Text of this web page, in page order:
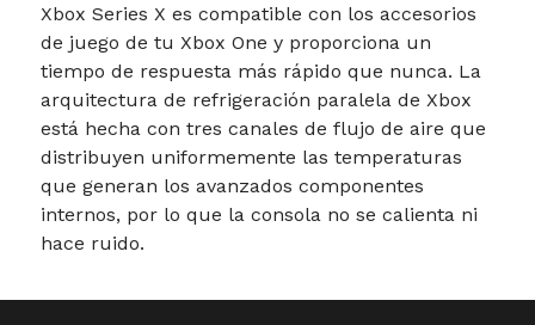
Xbox Series X es compatible con los accesorios
de juego de tu Xbox One y proporciona un
tiempo de respuesta más rápido que nunca. La
arquitectura de refrigeración paralela de Xbox
está hecha con tres canales de flujo de aire que
distribuyen uniformemente las temperaturas
que generan los avanzados componentes
internos, por lo que la consola no se calienta ni
hace ruido.